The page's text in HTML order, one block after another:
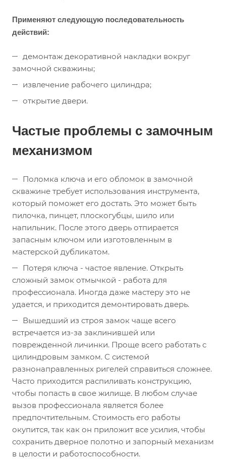
Применяют следующую последовательность
действий:
демонтаж декоративной накладки вокруг
замочной скважины;
извлечение рабочего цилиндра;
открытие двери.
Частые проблемы с замочным
механизмом
Поломка ключа и его обломок в замочной
скважине требует использования инструмента,
который поможет его достать. Это может быть
пилочка, пинцет, плоскогубцы, шило или
напильник. После этого дверь отпирается
запасным ключом или изготовленным в
мастерской дубликатом.
Потеря ключа - частое явление. Открыть
сложный замок отмычкой - работа для
профессионала. Иногда даже мастеру это не
удается, и приходится демонтировать дверь.
Вышедший из строя замок чаще всего
встречается из-за заклинившей или
поврежденной личинки. Проще всего работать с
цилиндровым замком. С системой
разнонаправленных ригелей справиться сложнее.
Часто приходится распиливать конструкцию,
чтобы попасть в свое жилище. В любом случае
вызов профессионала является более
предпочтительным. Стоимость его работы
окупится, так как он приложит все усилия, чтобы
сохранить дверное полотно и запорный механизм
в целости и работоспособности.